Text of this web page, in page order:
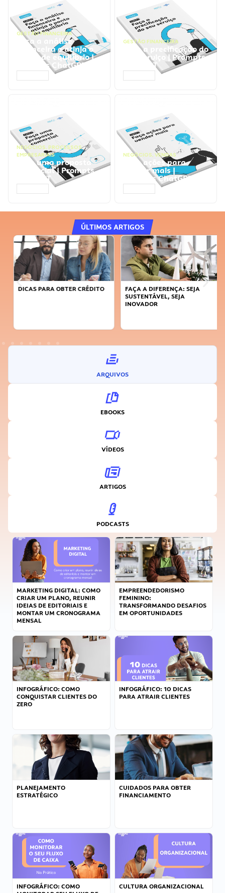
GESTÃO FINANCEIRA
Faça a análise
financeira e atinja o
ponto de equilíbrio |
Prompts ChatGPT
GESTÃO FINANCEIRA
Faça a precificação do
seu serviço | Prompts
ChatGPT
NEGÓCIOS, PROCESSOS
EMPRESARIAIS
Faça uma proposta
comercial | Prompts
ChatGPT
NEGÓCIOS, VENDAS
Faça ações para
vender mais |
Prompts ChatGPT
ÚLTIMOS ARTIGOS
DICAS PARA OBTER CRÉDITO
FAÇA A DIFERENÇA: SEJA
SUSTENTÁVEL, SEJA
INOVADOR
ARQUIVOS
EBOOKS
VÍDEOS
ARTIGOS
PODCASTS
MARKETING DIGITAL: COMO
CRIAR UM PLANO, REUNIR
IDEIAS DE EDITORIAIS E
MONTAR UM CRONOGRAMA
MENSAL
EMPREENDEDORISMO
FEMININO:
TRANSFORMANDO DESAFIOS
EM OPORTUNIDADES
INFOGRÁFICO: COMO
CONQUISTAR CLIENTES DO
ZERO
INFOGRÁFICO: 10 DICAS
PARA ATRAIR CLIENTES
PLANEJAMENTO
ESTRATÉGICO
CUIDADOS PARA OBTER
FINANCIAMENTO
INFOGRÁFICO: COMO
CULTURA ORGANIZACIONAL